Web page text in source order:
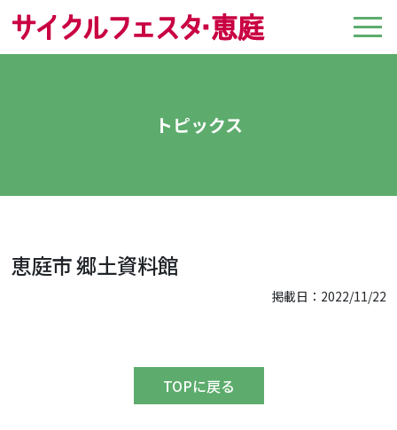
トピックス
恵庭市 郷土資料館
掲載日：2022/11/22
TOPに戻る